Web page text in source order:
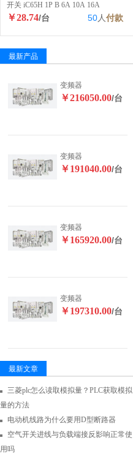
开关 iC65H 1P B 6A 10A 16A
￥28.74/台 50人付款
最新产品
变频器
￥216050.00/台
变频器
￥191040.00/台
变频器
￥165920.00/台
变频器
￥197310.00/台
最新文章
三菱plc怎么读取模拟量？PLC获取模拟
量的方法
电动机线路为什么要用D型断路器
空气开关进线与负载端接反影响正常使
用吗